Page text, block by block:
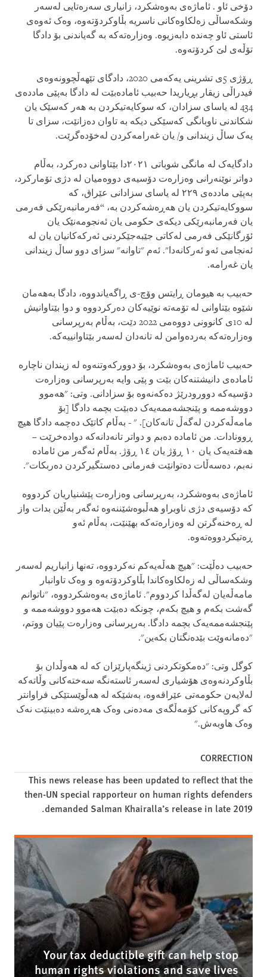
دۆخی ئاو . ئاماژەی بەوەشکرد، زانیاری سەرەتایی لەسەر
وشکەساڵی زەلکاوەکانی ناسریە بڵاوکردۆتەوە، وەک ئەوەی
ئاستی ئاو چەندە دابەزیوە. وەزارەتەکە بە گەیاندنی بۆ دادگا
تۆڵەی لێ کردۆتەوە.
ڕۆژی 5ی تشرینی یەکەمی 2020، دادگای تێهەڵچوونەوەی
فیدراڵی زیقار بڕیاریدا حەبیب ئامادەبێت لە دادگا بەپێی ماددەی
434 لە یاسای سزادان، کە سوکایەتیکردن بە هەر کەسێک یان
شکاندنی ناوبانگی کەسێکی دیکە بە تاوان دەزانێت، سزای تا
یەک ساڵ زیندانی و/ یان غەرامەکردن لەخۆدەگرێت.
دادگایەک لە مانگی شوباتی ٢٠٢١دا بێتاوانی دەرکرد، بەڵام
دواتر نوێنەرانی وەزارەت دۆسیەی دووەمیان لە دژی تۆمارکرد،
بەپێی ماددەی ٢٢٩ لە یاسای سزادانی عێراق، کە
سووکایەتیکردن یان هەڕەشەکردن بە، “فەرمانبەرێکی فەرمی
یان فەرمانبەرێکی دیکەی حکومی یان ئەنجومەنێک یان
ئۆرگانێکی فەرمی لەکاتی جێبەجێکردنی ئەرکەکانیان یان لە
ئەنجامی ئەو ئەرکانەدا". ئەم "تاوانە" سزای دوو ساڵ زیندانی
یان غەرامە.
حەبیب بە هیومان ڕایتس وۆچ-ی ڕاگەیاندووە، دادگا بەهەمان
شێوە بێتاوانی لە تۆمەتە نوێیەکان دەرکردووە و دوا بێتاوانیش
لە 10ی کانوونی دووەمی 2022 دێت، بەڵام بەرپرسانی
وەزارەتەکە بەردەوامن لە تانەدان لەسەر بێتاوانییەکە.
حەبیب ئاماژەی بەوەشکرد، بۆ دوورکەوتنەوە لە زیندان ناچارە
ئامادەی دانیشتنەکان بێت و پێی وایە بەرپرسانی وەزارەت
دۆسیەکە دوورودرێژ دەکەنەوە بۆ سزادانی. وتی: "هەموو
دووشەممە و پێنجشەممەیەک دەبێت بچمە دادگا [بۆ
مامەڵەکردن لەگەڵ تانەکان]. " - بەڵام کاتێک دەچمە دادگا هیچ
ڕوونادات. من ئامادە دەبم و دواتر تانەدانەکە دوادەخرێت –
هەفتەیەک یان ١٠ ڕۆژ یان ١٤ ڕۆژ. بەڵام ئەگەر من ئامادە
نەبم، دەسەڵات دەتوانێت فەرمانی دەستگیرکردن دەربکات".
ئاماژەی بەوەشکرد، بەرپرسانی وەزارەت پێشنیاریان کردووە
کە دۆسیەی دژی ناوبراو هەڵبوەشێننەوە ئەگەر بەڵێن بدات واز
لە ڕەخنەگرتن لە وەزارەتەکە بهێنێت، بەڵام ئەو
ڕەتیکردووەتەوە.
حەبیب دەڵێت: "هیچ هەڵەیەکم نەکردووە، تەنها زانیاریم لەسەر
وشکەساڵی لە زەلکاوەکاندا بڵاوکردۆتەوە و وەک تاوانبار
مامەڵەیان لەگەڵدا کردووم". ئاماژەی بەوەشکردووە، "ناتوانم
گەشت بکەم و هیچ بکەم، چونکە دەبێت هەموو دووشەممە و
پێنجشەممەیەک بچمە دادگا. بەرپرسانی وەزارەت پێیان ووتم،
"دەمانەوێت بێدەنگتان بکەین".
کوگل وتی: "دەمکوتکردنی ژینگەپارێزان کە لە هەوڵدان بۆ
بڵاوکردنەوەی هۆشیاری لەسەر ئاستەنگە سەختەکانی وڵاتەکە
لەلایەن حکومەتی عێراقەوە، بەشێکە لە هەڵوێستێکی فراوانتر
کە گروپەکانی کۆمەڵگەی مەدەنی وەک هەڕەشە دەبینێت نەک
وەک هاوبەش."
CORRECTION
This news release has been updated to reflect that the
then-UN special rapporteur on human rights defenders
demanded Salman Khairalla’s release in late 2019.
Your tax deductible gift can help stop
human rights violations and save lives